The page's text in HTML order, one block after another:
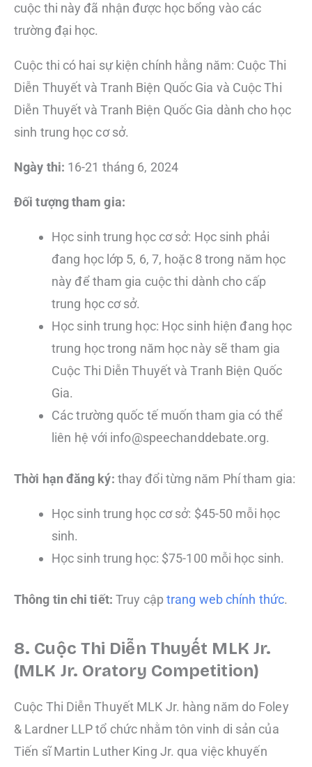
cuộc thi này đã nhận được học bổng vào các
trường đại học.
Cuộc thi có hai sự kiện chính hằng năm: Cuộc Thi
Diễn Thuyết và Tranh Biện Quốc Gia và Cuộc Thi
Diễn Thuyết và Tranh Biện Quốc Gia dành cho học
sinh trung học cơ sở.
Ngày thi: 16-21 tháng 6, 2024
Đối tượng tham gia:
Học sinh trung học cơ sở: Học sinh phải
đang học lớp 5, 6, 7, hoặc 8 trong năm học
này để tham gia cuộc thi dành cho cấp
trung học cơ sở.
Học sinh trung học: Học sinh hiện đang học
trung học trong năm học này sẽ tham gia
Cuộc Thi Diễn Thuyết và Tranh Biện Quốc
Gia.
Các trường quốc tế muốn tham gia có thể
liên hệ với info@speechanddebate.org.
Thời hạn đăng ký: thay đổi từng năm Phí tham gia:
Học sinh trung học cơ sở: $45-50 mỗi học
sinh.
Học sinh trung học: $75-100 mỗi học sinh.
Thông tin chi tiết: Truy cậptrang web chính thức.
8. Cuộc Thi Diễn Thuyết MLK Jr.
(MLK Jr. Oratory Competition)
Cuộc Thi Diễn Thuyết MLK Jr. hàng năm do Foley
& Lardner LLP tổ chức nhằm tôn vinh di sản của
Tiến sĩ Martin Luther King Jr. qua việc khuyến